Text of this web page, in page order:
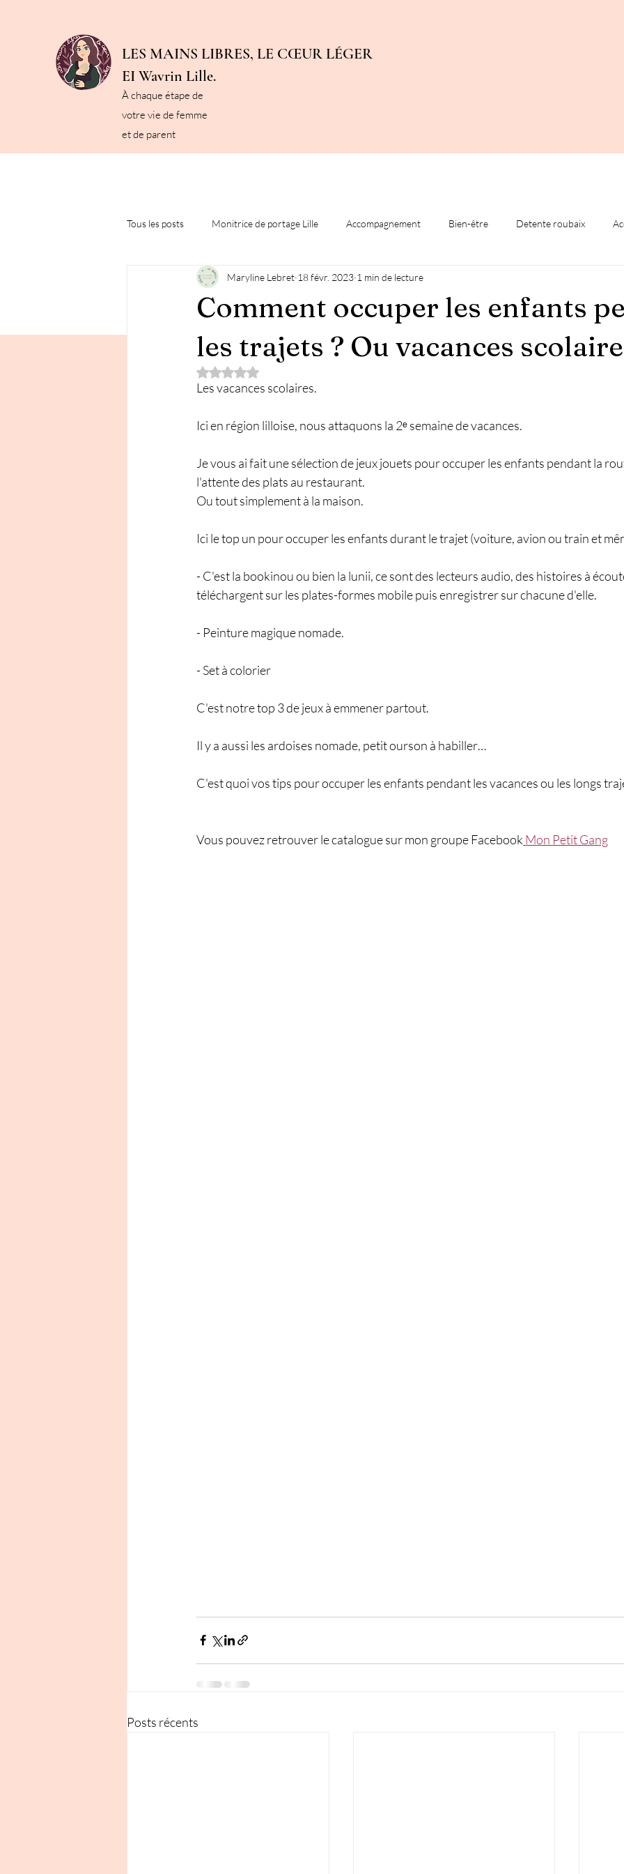
LES MAINS LIBRES, LE CŒUR LÉGER
EI Wavrin Lille.
À chaque étape de
votre vie de femme
et de parent
Tous les posts Monitrice de portage Lille Accompagnement Bien-être Detente roubaix
Massage prénatal Drainage lymphatique brésilien
Comment occuper les enfants
les trajets ? Ou vacances
Maryline Lebret 18 févr. 2023 1 min de lecture
Noté NaN étoiles sur 5.
Les vacances scolaires.
Ici en région lilloise, nous attaquons la 2ᵉ semaine de vacances.
Je vous ai fait une sélection de jeux jouets pour occuper les enfants pendant la
l'attente des plats au restaurant.
Ou tout simplement à la maison.
Ici le top un pour occuper les enfants durant le trajet (voiture, avion ou train et
- C'est la bookinou ou bien la lunii, ce sont des lecteurs audio, des histoires à
téléchargent sur les plates-formes mobile puis enregistrer sur chacune d'elle.
- Peinture magique nomade.
- Set à colorier
C'est notre top 3 de jeux à emmener partout.
Il y a aussi les ardoises nomade, petit ourson à habiller…
C'est quoi vos tips pour occuper les enfants pendant les vacances ou les longs
Vous pouvez retrouver le catalogue sur mon groupe Facebook Mon Petit Gang
Posts récents